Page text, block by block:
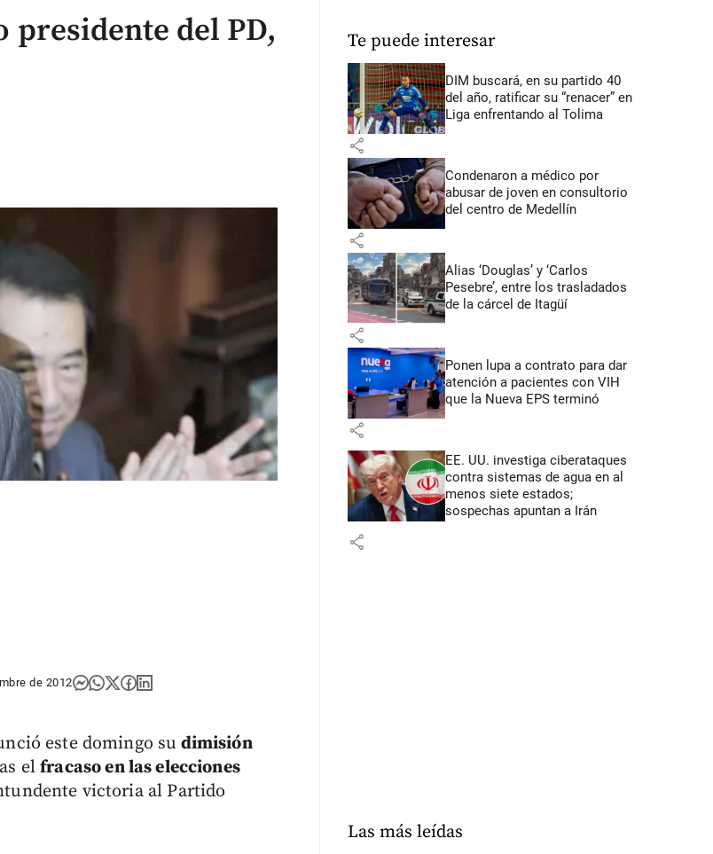
del PD,
de 2012
este domingo su dimisión
elfracaso en las elecciones
victoria al Partido
Te puede interesar
DIM buscará, en su partido 40
del año, ratificar su “renacer” en
Liga enfrentando al Tolima
share
Condenaron a médico por
abusar de joven en consultorio
del centro de Medellín
share
Alias ‘Douglas’ y ‘Carlos
Pesebre’, entre los trasladados
de la cárcel de Itagüí
share
Ponen lupa a contrato para dar
atención a pacientes con VIH
que la Nueva EPS terminó
share
EE. UU. investiga ciberataques
contra sistemas de agua en al
menos siete estados;
sospechas apuntan a Irán
share
Las más leídas